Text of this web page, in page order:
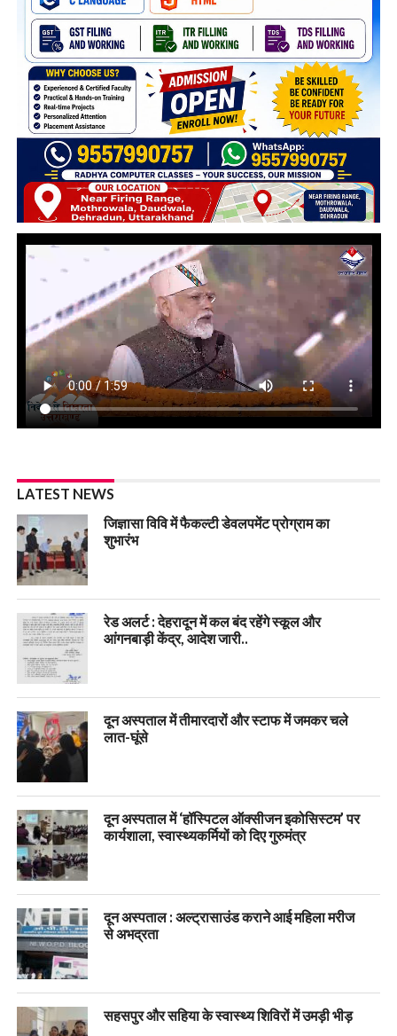
LATEST NEWS
जिज्ञासा विवि में फैकल्टी डेवलपमेंट प्रोग्राम का
शुभारंभ
रेड अलर्ट : देहरादून में कल बंद रहेंगे स्कूल और
आंगनबाड़ी केंद्र, आदेश जारी..
दून अस्पताल में तीमारदारों और स्टाफ में जमकर चले
लात-घूंसे
दून अस्पताल में ‘हॉस्पिटल ऑक्सीजन इकोसिस्टम’ पर
कार्यशाला, स्वास्थ्यकर्मियों को दिए गुरुमंत्र
दून अस्पताल : अल्ट्रासाउंड कराने आई महिला मरीज
से अभद्रता
सहसपुर और सहिया के स्वास्थ्य शिविरों में उमड़ी भीड़